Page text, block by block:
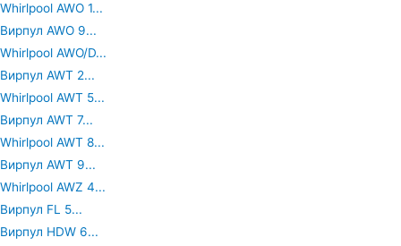
Whirlpool AWO 1...
Вирпул AWO 9...
Whirlpool AWO/D...
Вирпул AWT 2...
Whirlpool AWT 5...
Вирпул AWT 7...
Whirlpool AWT 8...
Вирпул AWT 9...
Whirlpool AWZ 4...
Вирпул FL 5...
Вирпул HDW 6...